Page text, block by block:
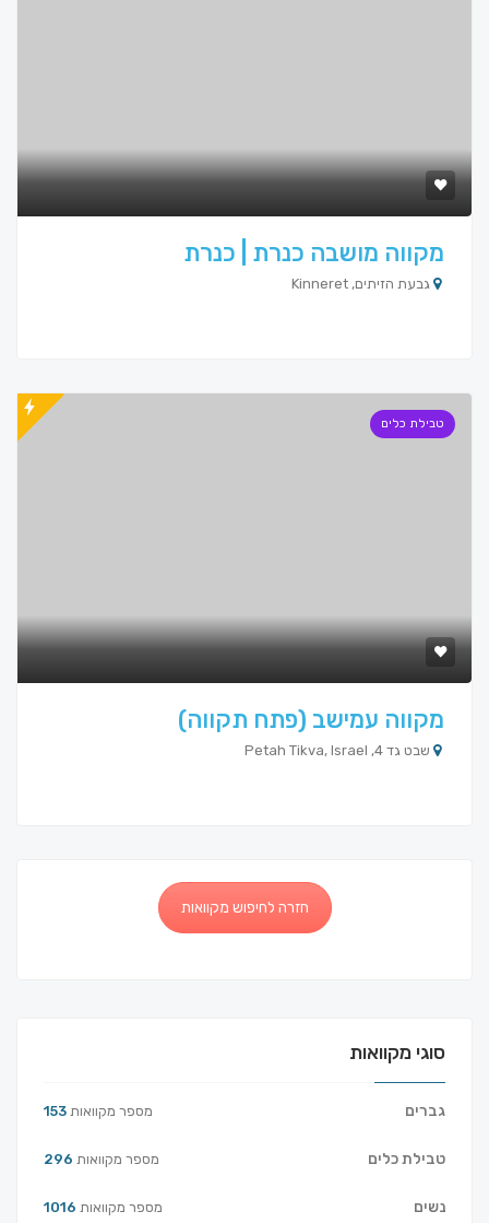
מקווה מושבה כנרת | כנרת
גבעת הזיתים, Kinneret
טבילת כלים
מקווה עמישב (פתח תקווה)
שבט גד 4, Petah Tikva, Israel
חזרה לחיפוש מקוואות
סוגי מקוואות
גברים 153 מספר מקוואות
טבילת כלים 296 מספר מקוואות
נשים 1016 מספר מקוואות